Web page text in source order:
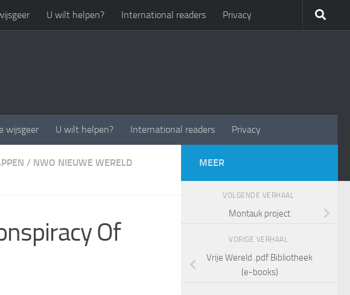
U wilt helpen? International readers Privacy
wijsgeer U wilt helpen? International readers Privacy
/ NWO NIEUWE WERELD
Of
MEER
VOLGENDE VERHAAL
Montauk project
VORIGE VERHAAL
Vrije Wereld .pdf Bibliotheek
(e-books)